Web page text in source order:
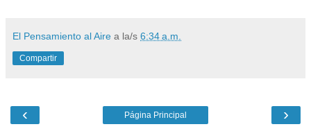
El Pensamiento al Aire a la/s 6:34 a.m.
Compartir
‹ ›
Página Principal